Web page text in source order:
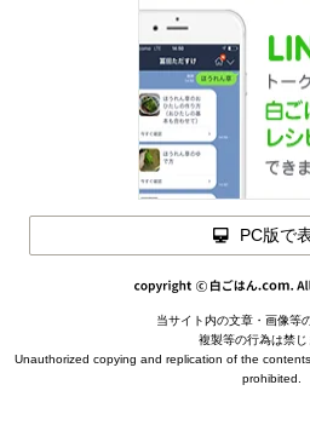
PC版で
当サイト内の文章・画像等
複製等の行為は禁じ
Unauthorized copying and replication of the
prohibited.